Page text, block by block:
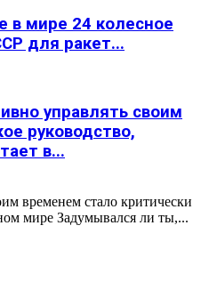
в мире 24 колесное
для ракет...
управлять своим
руководство,
в...
временем стало критически
мире Задумывался ли ты,...